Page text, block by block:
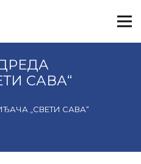
САВА“
„СВЕТИ САВА“